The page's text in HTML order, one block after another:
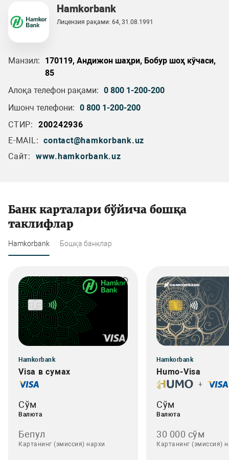
Hamkorbank
Лицензия рақами: 64, 31.08.1991
Манзил:
170119, Андижон шаҳри, Бобур шоҳ кўчаси,
85
Алоқа телефон рақами: 0 800 1-200-200
Ишонч телефони: 0 800 1-200-200
СТИР:
200242936
E-MAIL: contact@hamkorbank.uz
Сайт:
www.hamkorbank.uz
Банк карталари бўйича бошқа
таклифлар
Hamkorbank Бошқа банклар
Hamkorbank
Visa в сумах
Сўм
Валюта
Бепул
Картанинг (эмиссия) нархи
Hamkorbank
Humo-Visa
+
Сўм
Валюта
30 000 сўм
Картанинг (эмиссия)